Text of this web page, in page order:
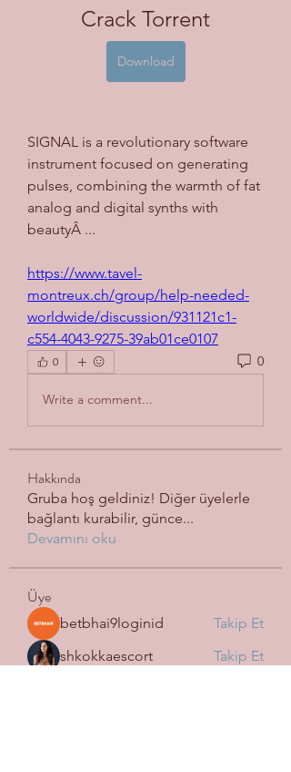
Crack Torrent
Download
SIGNAL is a revolutionary software
instrument focused on generating
pulses, combining the warmth of fat
analog and digital synths with
beautyÂ ...
https://www.tavel-
montreux.ch/group/help-needed-
worldwide/discussion/931121c1-
c554-4043-9275-39ab01ce0107
0 0
Write a comment...
Hakkında
Gruba hoş geldiniz! Diğer üyelerle
bağlantı kurabilir, günce...
Devamını oku
Üye
betbhai9loginid
Takip Et
shkokkaescort
Takip Et